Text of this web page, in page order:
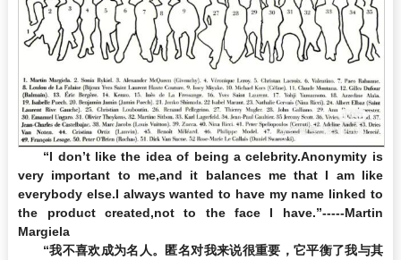
“I don’t like the idea of being a celebrity.Anonymity is
very important to me,and it balances me that I am like
everybody else.I always wanted to have my name linked to
the product created,not to the face I have.”-----Martin
Margiela
“我不喜欢成为名人。匿名对我来说很重要，它平衡了我与其